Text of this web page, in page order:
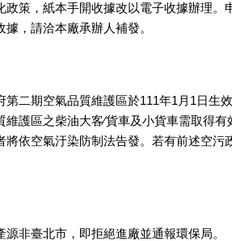
政策，紙本手開收據改以電子收據辦理
，請洽本廠承辦人補發。
第二期空氣品質維護區於111年1月1日生
維護區之柴油大客∕貨車及小貨車需取得
將依空氣汙染防制法告發。若有前述空
非臺北市，即拒絕進廠並通報環保局。